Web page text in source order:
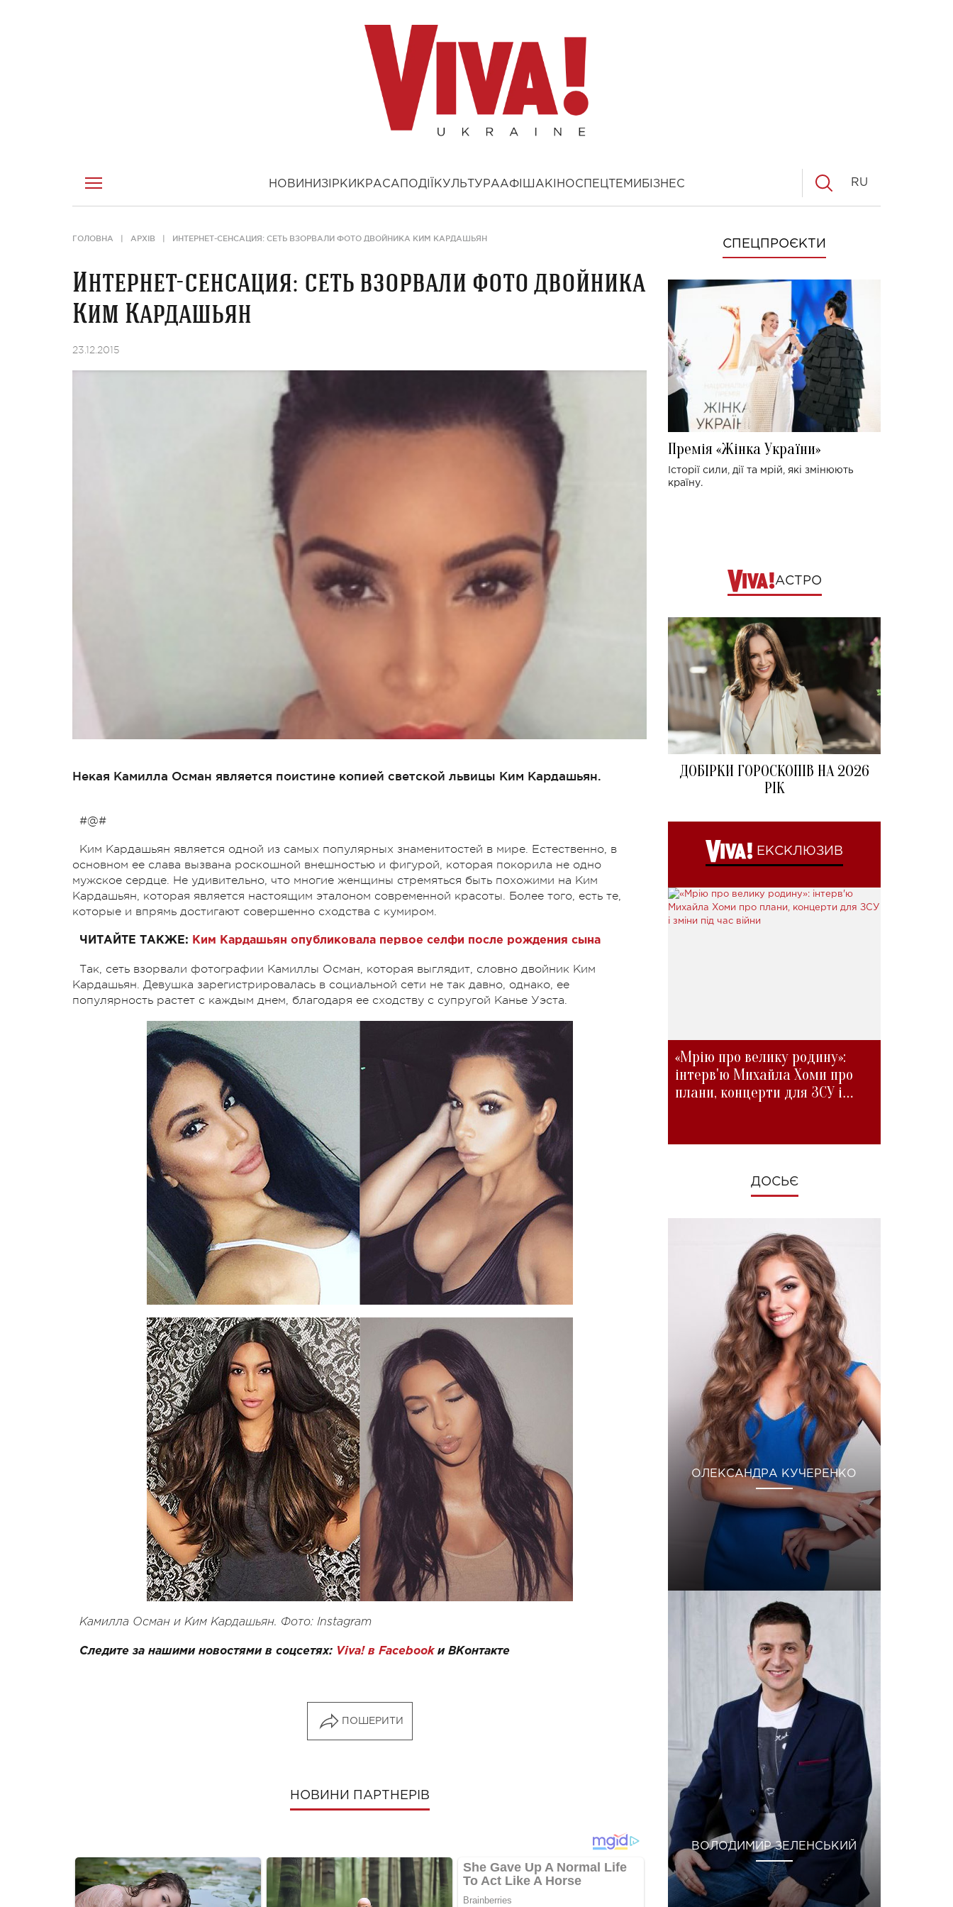
НОВИНИ ЗІРКИ КРАСА ПОДІЇ КУЛЬТУРААФІША КІНОСПЕЦТЕМИ БІЗНЕС RU
ГОЛОВНА АРХІВ ИНТЕРНЕТ-СЕНСАЦИЯ: СЕТЬ ВЗОРВАЛИ ФОТО ДВОЙНИКА КИМ КАРДАШЬЯН
Интернет-сенсация: сеть взорвали фото двойника
Ким Кардашьян
23.12.2015
Некая Камилла Осман является поистине копией светской львицы Ким Кардашьян.
#@#
Ким Кардашьян является одной из самых популярных знаменитостей в мире. Естественно, в
основном ее слава вызвана роскошной внешностью и фигурой, которая покорила не одно
мужское сердце. Не удивительно, что многие женщины стремяться быть похожими на Ким
Кардашьян, которая является настоящим эталоном современной красоты. Более того, есть те,
которые и впрямь достигают совершенно сходства с кумиром.
ЧИТАЙТЕ ТАКЖЕ: Ким Кардашьян опубликовала первое селфи после рождения сына
Так, сеть взорвали фотографии Камиллы Осман, которая выглядит, словно двойник Ким
Кардашьян. Девушка зарегистрировалась в социальной сети не так давно, однако, ее
популярность растет с каждым днем, благодаря ее сходству с супругой Канье Уэста.
Камилла Осман и Ким Кардашьян. Фото: Instagram
Следите за нашими новостями в соцсетях: Viva! в Facebookи ВКонтакте
ПОШЕРИТИ
НОВИНИ ПАРТНЕРІВ
СПЕЦПРОЄКТИ
Премія «Жінка України»
Історії сили, дії та мрій, які змінюють
країну.
АСТРО
ДОБІРКИ ГОРОСКОПІВ НА 2026
РІК
ЕКСКЛЮЗИВ
«Мрію про велику родину»:
інтерв'ю Михайла Хоми про
плани, концерти для ЗСУ і
ДОСЬЄ
ОЛЕКСАНДРА КУЧЕРЕНКО
ВОЛОДИМИР ЗЕЛЕНСЬКИЙ